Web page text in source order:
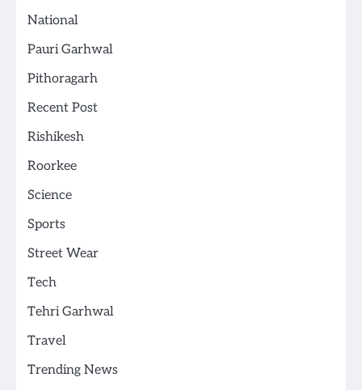
National
Pauri Garhwal
Pithoragarh
Recent Post
Rishikesh
Roorkee
Science
Sports
Street Wear
Tech
Tehri Garhwal
Travel
Trending News